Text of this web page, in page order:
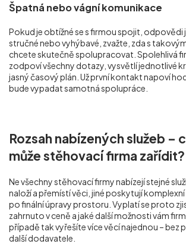
Špatná nebo vágní komunikace
Pokud je obtížné se s firmou spojit, odpovědi
stručné nebo vyhýbavé, zvažte, zda s
chcete skutečně spolupracovat. Spolehlivá
zodpoví všechny dotazy, vysvětlí jednotlivé
jasný časový plán. Už první kontakt napoví
bude vypadat samotná spolupráce.
Rozsah nabízených služeb –
může stěhovací firma zařídit?
Ne všechny stěhovací firmy nabízejí stejné
naloží a přemístí věci, jiné poskytují komplexní
po finální úpravy prostoru. Vyplatí se proto
zahrnuto v ceně a jaké další možnosti vám
případě tak vyřešíte více věcí najednou – bez
další dodavatele.